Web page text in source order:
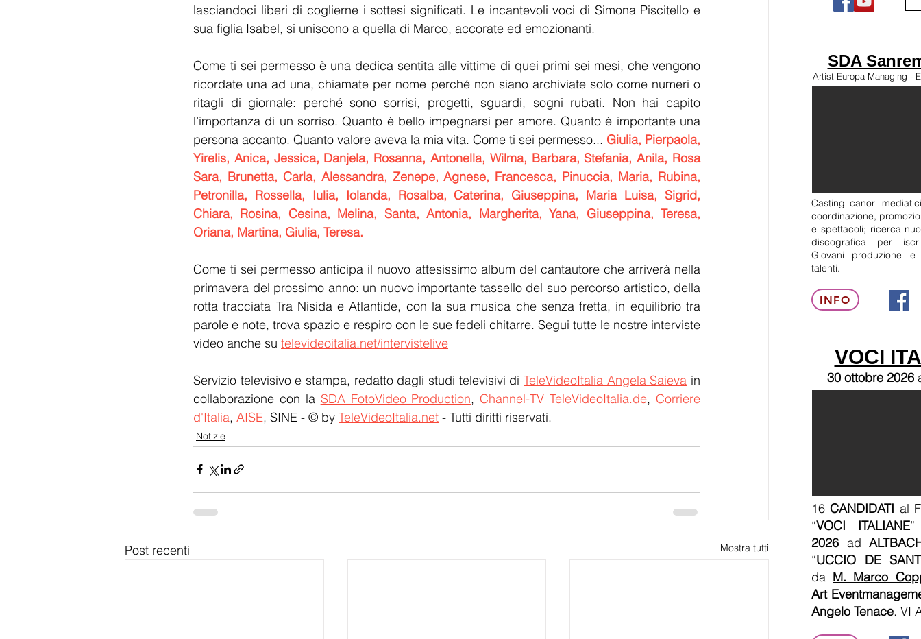
lasciandoci liberi di coglierne i sottesi significati. Le incantevoli voci di Simona Piscitello e
sua figlia Isabel, si uniscono a quella di Marco, accorate ed emozionanti.
Come ti sei permesso è una dedica sentita alle vittime di quei primi sei mesi, che vengono
ricordate una ad una, chiamate per nome perché non siano archiviate solo come numeri o
ritagli di giornale: perché sono sorrisi, progetti, sguardi, sogni rubati. Non hai capito
l’importanza di un sorriso. Quanto è bello impegnarsi per amore. Quanto è importante una
persona accanto. Quanto valore aveva la mia vita. Come ti sei permesso... Giulia, Pierpaola,
Yirelis, Anica, Jessica, Danjela, Rosanna, Antonella, Wilma, Barbara, Stefania, Anila, Rosa
Sara, Brunetta, Carla, Alessandra, Zenepe, Agnese, Francesca, Pinuccia, Maria, Rubina,
Petronilla, Rossella, Iulia, Iolanda, Rosalba, Caterina, Giuseppina, Maria Luisa, Sigrid,
Chiara, Rosina, Cesina, Melina, Santa, Antonia, Margherita, Yana, Giuseppina, Teresa,
Oriana, Martina, Giulia, Teresa.
Come ti sei permesso anticipa il nuovo attesissimo album del cantautore che arriverà nella
primavera del prossimo anno: un nuovo importante tassello del suo percorso artistico, della
rotta tracciata Tra Nisida e Atlantide, con la sua musica che senza fretta, in equilibrio tra
parole e note, trova spazio e respiro con le sue fedeli chitarre. Segui tutte le nostre interviste
video anche su televideoitalia.net/intervistelive
Servizio televisivo e stampa, redatto dagli studi televisivi di TeleVideoItalia Angela Saieva in
collaborazione con la SDA FotoVideo Production, Channel-TV TeleVideoItalia.de, Corriere
d'Italia, AISE, SINE - © by TeleVideoItalia.net - Tutti diritti riservati.
Notizie
Post recenti Mostra tutti
SDA
Artist Europa Managing -
Casting canori
coordinazione,
e spettacoli; ricerca
discografica per
Giovani produzione e
talenti.
INFO
VOCI
30 ottobre 2026
16CANDIDATI al
“VOCI ITALIANE
2026 ad
“UCCIO DE
da M. Marco
Art
Angelo Tenace. VI